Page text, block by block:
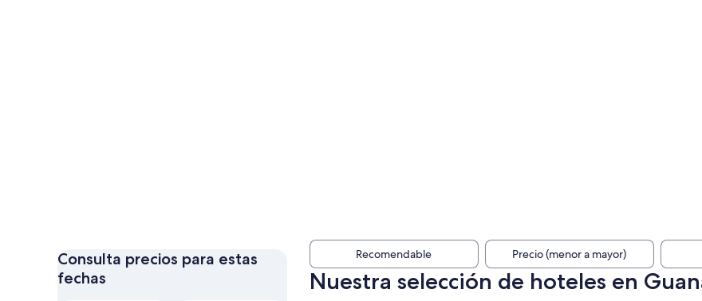
Consulta precios para estas
fechas
Recomendable Precio (menor a mayor)
Nuestra selección de hoteles en